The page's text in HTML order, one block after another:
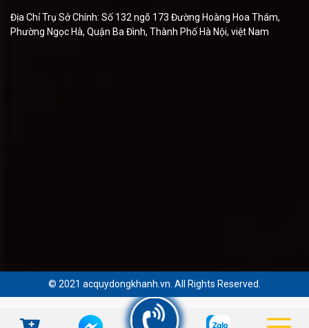
Địa Chỉ Trụ Sở Chính: Số 132 ngõ 173 Đường Hoàng Hoa Thám,
Phường Ngọc Hà, Quận Ba Đình, Thành Phố Hà Nội, việt Nam
© 2021 acquydongkhanh.vn. All Rights Reserved.